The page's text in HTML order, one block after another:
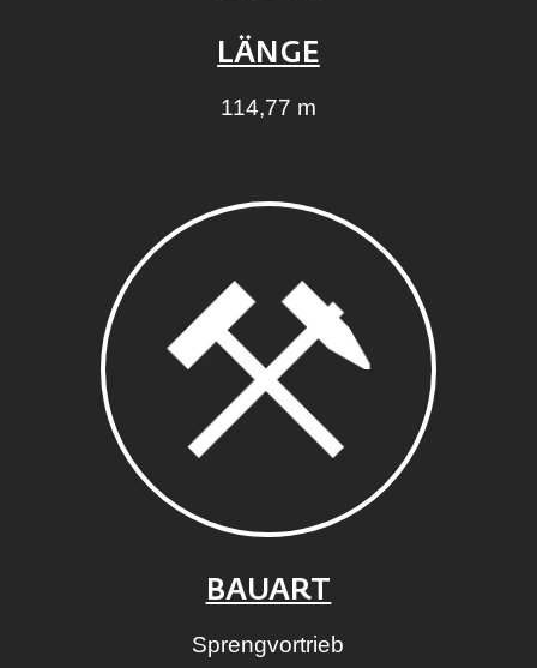
LÄNGE
114,77 m
BAUART
Sprengvortrieb